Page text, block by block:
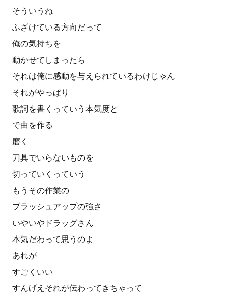
そういうね
ふざけている方向だって
俺の気持ちを
動かせてしまったら
それは俺に感動を与えられているわけじゃん
それがやっぱり
歌詞を書くっていう本気度と
で曲を作る
磨く
刀具でいらないものを
切っていくっていう
もうその作業の
ブラッシュアップの強さ
いやいやドラッグさん
本気だわって思うのよ
あれが
すごくいい
すんげえそれが伝わってきちゃって